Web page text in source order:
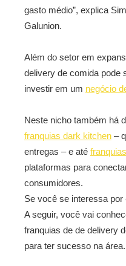
gasto médio”, explica
Galunion.
Além do setor em
delivery de comida pode
investir em um negócio
Neste nicho também há
franquias dark kitchen –
entregas – e até
plataformas para
consumidores.
Se você se interessa
A seguir, você vai
franquias de de delivery
para ter sucesso na área.